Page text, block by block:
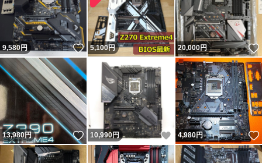
○品物が到着したら、落札した商品に間違いがないか確認
してください
※取引終了次第、漏えいなきよう落札者様の個人情報の控
え等は、責任を持って削除、破棄いたします
※本取引に関し裁判上の紛争が生じたときは、大阪地方裁
判所を第１審の専属的合意管轄裁判所と致します
【お支払い方法について】
9,580円 いいね！
5,100円 20,000円
13,980円 いいね！
10,990円 いいね！
4,980円